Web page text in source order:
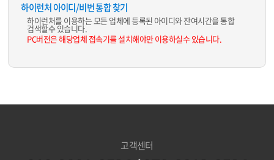
하이런처 아이디/비번 통합 찾기
하이런처를 이용하는 모든 업체에 등록된 아이디와 잔여시간을 통합
검색할수 있습니다.
PC버전은 해당업체 접속기를 설치해야만 이용하실수 있습니다.
고객센터